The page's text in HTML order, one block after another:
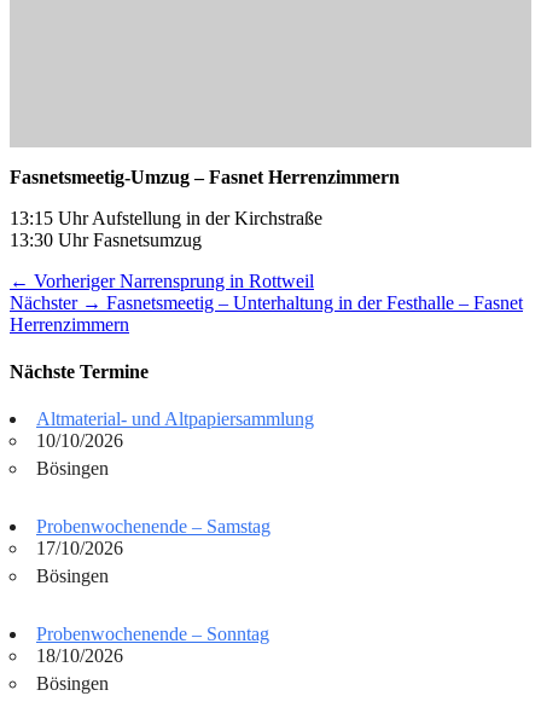
Fasnetsmeetig-Umzug – Fasnet Herrenzimmern
13:15 Uhr Aufstellung in der Kirchstraße
13:30 Uhr Fasnetsumzug
Beitragsnavigation
← Vorheriger Vorheriger
Beitrag:
Narrensprung in Rottweil
Nächster → Nächster
Beitrag:
Fasnetsmeetig – Unterhaltung in der Festhalle – Fasnet
Herrenzimmern
Nächste Termine
Altmaterial- und Altpapiersammlung
10/10/2026
Bösingen
Probenwochenende – Samstag
17/10/2026
Bösingen
Probenwochenende – Sonntag
18/10/2026
Bösingen